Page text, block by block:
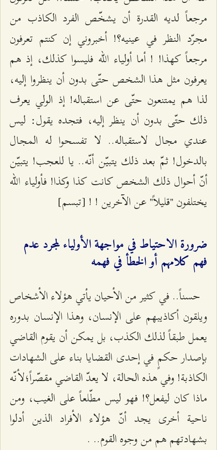
مرجعاً لديه القدرة أن يشخّص الفرد الكاذب من
مجرّد النظر في عينيه؟! أخبروني إن كنتم تعرفون
مرجعاً كهذا! ! أما أولياء الله فليسوا كذلك، إذ هم
يعرفون مثل هذا الشخص حتّى بدون أن ينظروا إليه،
لذا هم يمتنعون حتّى عن استقباله! إذ الولي يعرف
ذلك حتّى بدون أن ينظر إليه، فتجده يقول: ليس
عندي مجال لاستقباله.. لا تفسحوا له المجال
بالدخول! ثمّ بعد ذلك يتبيّن أنّه.. يا للعجب! يتبيّن
أنّ أحوال ذلك الشخص كانت كذا وكذا! فأولياء الله
يختلفون "قليلاً" عن الآخرين ! ! [تبسم]
ضرورة الاحتياط في مواجهة الأولياء لمجرد عدم
فهم كلامهم أو الخطأ في فهمه
حسناً.. في كثير من الأحيان يأتي هؤلاء الأشخاص
ويلقون أكاذيبهم على الإنسان، وهذا الإنسان بدوره
يعمل طبقاً لذلك الكذب، بل يمكن أن يقوم القاضي
بإصدار حكمٍ في إحدى القضايا بناء على الشهادات
الكاذبة! وفي هذه الحالة، لا يعدّ القاضي مقصّراً؛لأنّه
ماذا كان ليفعل؟! فهو ليس مطّلعاً على الغيب، ومن
ناحية أخرى يجد أنّ هؤلاء الأفراد الذين أدلوا
بشهادتهم هم من وجوه القوم.. .